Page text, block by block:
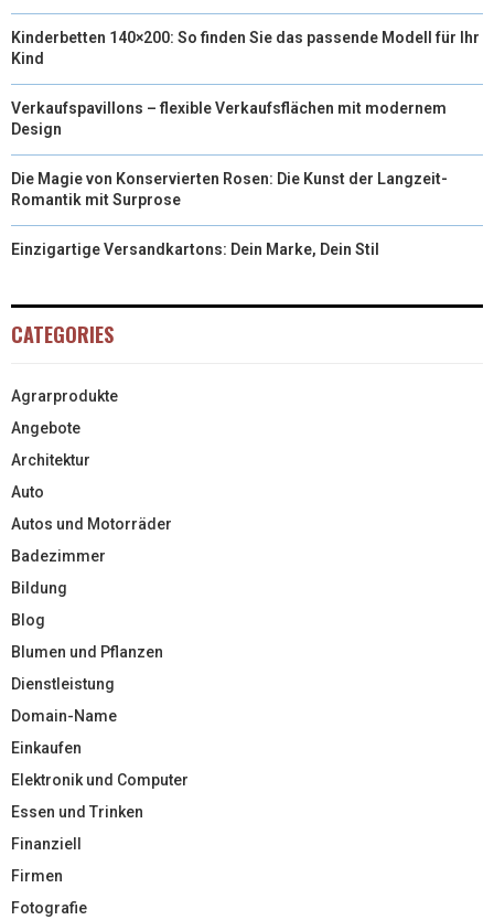
Kinderbetten 140×200: So finden Sie das passende Modell für Ihr
Kind
Verkaufspavillons – flexible Verkaufsflächen mit modernem
Design
Die Magie von Konservierten Rosen: Die Kunst der Langzeit-
Romantik mit Surprose
Einzigartige Versandkartons: Dein Marke, Dein Stil
CATEGORIES
Agrarprodukte
Angebote
Architektur
Auto
Autos und Motorräder
Badezimmer
Bildung
Blog
Blumen und Pflanzen
Dienstleistung
Domain-Name
Einkaufen
Elektronik und Computer
Essen und Trinken
Finanziell
Firmen
Fotografie